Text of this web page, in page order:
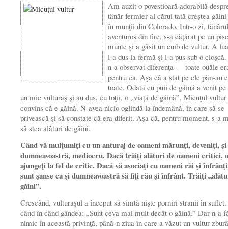
Am auzit o povestioară adorabilă
tânăr fermier al cărui tată creş­tea găini
în munţii din Colorado. Intr-o zi,
aventuros din fire, s-a căţărat pe un
munte şi a găsit un cuib de vultur. A
l-a dus la fermă şi l-a pus sub o
n-a observat diferenţa — toate ouăle
pentru ea. Aşa că a stat pe ele pân-au
toate. Odată cu puii de găină a venit
un mic vulturaş şi au dus, cu toţii, o „viaţă de găină”. Micuţul
convins că e găină. N-avea nicio oglindă la îndemână, în care să se
privească şi să constate că era diferit. Aşa că, pentru mo­ment, s-a
să stea alături de găini.
Când vă mulţumiţi cu un anturaj de oameni mărunţi, deveniţi, şi
dumneavoastră, mediocru. Dacă trăiţi alături de oameni critici,
ajungeţi la fel de critic. Dacă vă aso­ciaţi cu oameni răi şi
sunt şanse ca şi dum­neavoastră să fiţi rău şi înfrânt. Trăiţi
găini”.
Crescând, vulturaşul a început să simtă nişte porniri stranii în
când în când gândea: „Sunt ceva mai mult decât o găină.” Dar n-a
nimic în această privinţă, până-n ziua în care a văzut un vultur